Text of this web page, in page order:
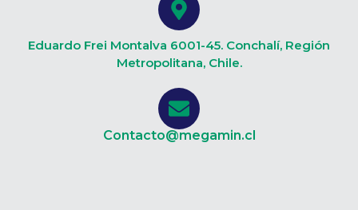
Eduardo Frei Montalva 6001-45. Conchalí, Región
Metropolitana, Chile.
Contacto@megamin.cl